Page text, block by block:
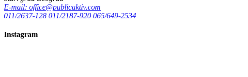
E-mail: office@publicaktiv.com
011/2637-128 011/2187-920 065/649-2534
Instagram